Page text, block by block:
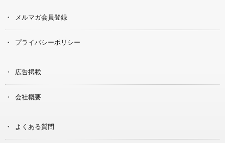
メルマガ会員登録
プライバシーポリシー
広告掲載
会社概要
よくある質問